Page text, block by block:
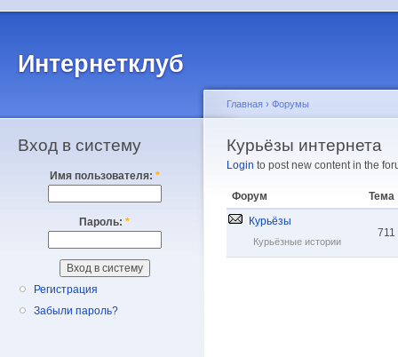
Интернетклуб
Вход в систему
Имя пользователя: *
Пароль: *
Регистрация
Забыли пароль?
Главная › Форумы
Курьёзы интернета
Login to post new content in the
Форум
Тема
Курьёзы
Курьёзные истории
711